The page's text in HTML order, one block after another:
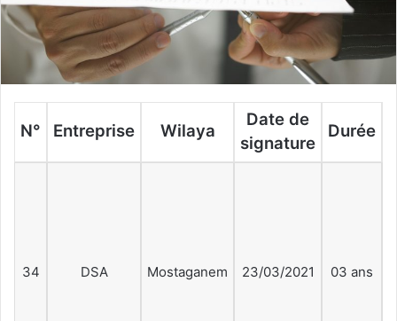
N° Entreprise Wilaya
Date de
signature
Durée
34 DSA Mostaganem 23/03/2021 03 ans